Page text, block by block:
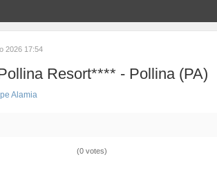
2026 17:54
Resort**** - Pollina (PA)
Alamia
(0 votes)